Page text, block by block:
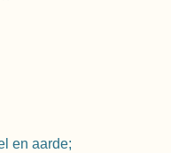
en aarde;